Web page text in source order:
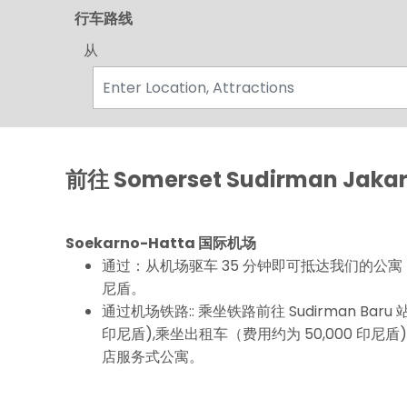
行车路线
从
前往 Somerset Sudirman
Soekarno-Hatta 国际机场
通过：从机场驱车 35 分钟即可抵达我们的公
尼盾。
通过机场铁路:: 乘坐铁路前往 Sudirman Baru
印尼盾),乘坐出租车（费用约为 50,000 印尼盾
店服务式公寓。